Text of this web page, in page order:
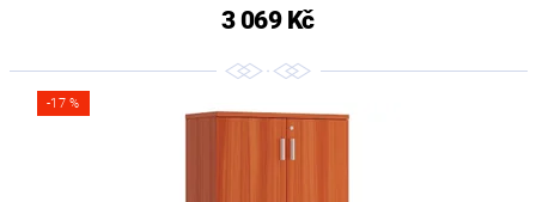
3 069 Kč
-17 %